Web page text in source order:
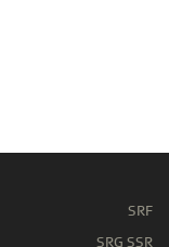
SRF
SRG SSR